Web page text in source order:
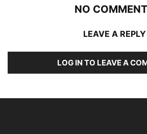
NO
LEAVE A REPLY
LOG IN TO LEAVE A